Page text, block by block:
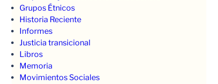
Grupos Étnicos
Historia Reciente
Informes
Justicia transicional
Libros
Memoria
Movimientos Sociales